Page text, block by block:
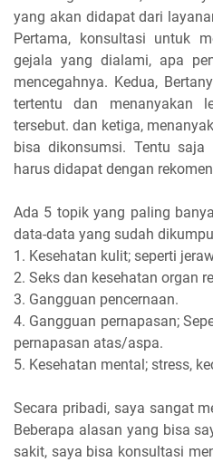
yang akan didapat dari
Pertama, konsultasi untuk
gejala yang dialami, apa
mencegahnya. Kedua,
tertentu dan menanyakan
tersebut. dan ketiga,
bisa dikonsumsi. Tentu
harus didapat dengan
Ada 5 topik yang paling
data-data yang sudah
1. Kesehatan kulit; seperti
2. Seks dan kesehatan organ
3. Gangguan pencernaan.
4. Gangguan pernapasan;
pernapasan atas/aspa.
5. Kesehatan mental; stress,
Secara pribadi, saya sangat
Beberapa alasan yang bisa
sakit, saya bisa konsultasi